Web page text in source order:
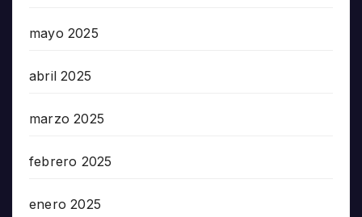
mayo 2025
abril 2025
marzo 2025
febrero 2025
enero 2025